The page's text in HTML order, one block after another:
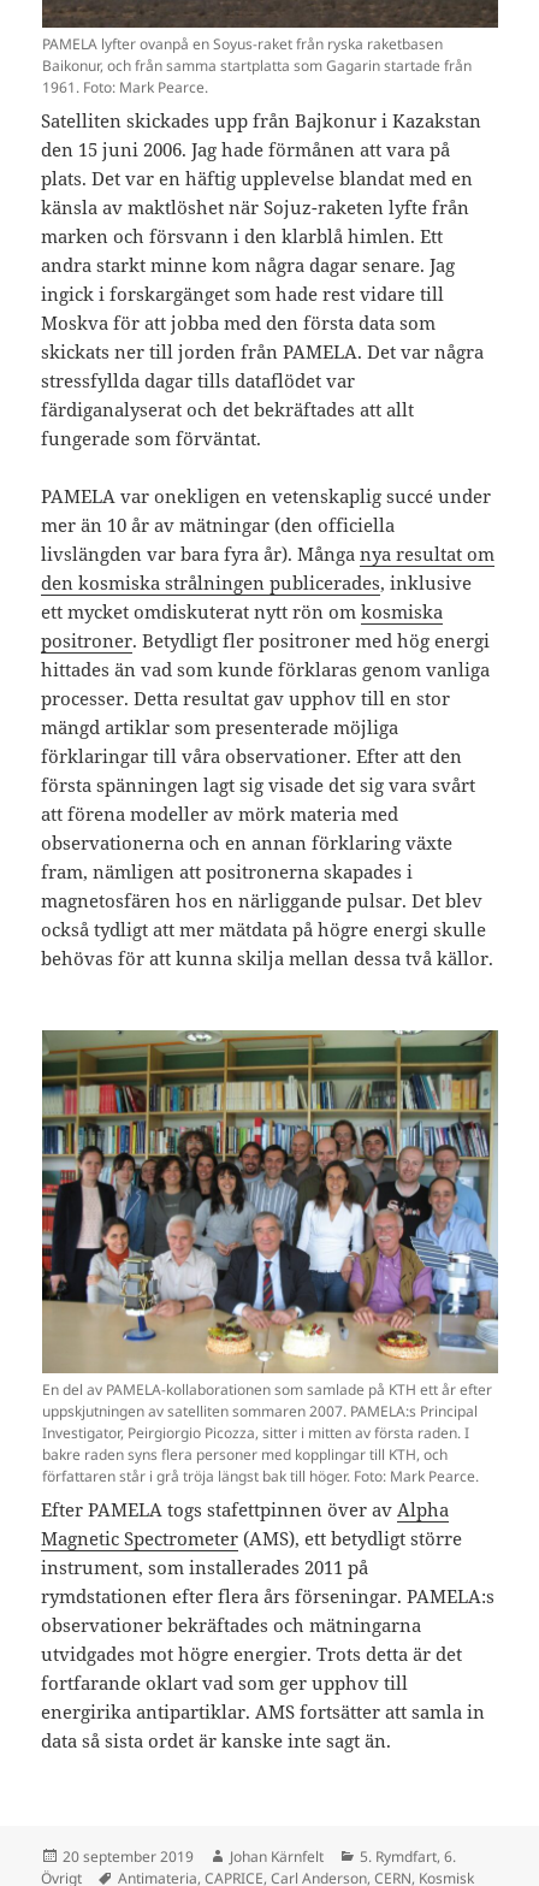
PAMELA lyfter ovanpå en Soyus-raket från ryska raketbasen
Baikonur, och från samma startplatta som Gagarin startade från
1961. Foto: Mark Pearce.
Satelliten skickades upp från Bajkonur i Kazakstan
den 15 juni 2006. Jag hade förmånen att vara på
plats. Det var en häftig upplevelse blandat med en
känsla av maktlöshet när Sojuz-raketen lyfte från
marken och försvann i den klarblå himlen. Ett
andra starkt minne kom några dagar senare. Jag
ingick i forskargänget som hade rest vidare till
Moskva för att jobba med den första data som
skickats ner till jorden från PAMELA. Det var några
stressfyllda dagar tills dataflödet var
färdiganalyserat och det bekräftades att allt
fungerade som förväntat.
PAMELA var onekligen en vetenskaplig succé under
mer än 10 år av mätningar (den officiella
livslängden var bara fyra år). Månganya resultat om
den kosmiska strålningen publicerades, inklusive
ett mycket omdiskuterat nytt rön omkosmiska
positroner. Betydligt fler positroner med hög energi
hittades än vad som kunde förklaras genom vanliga
processer. Detta resultat gav upphov till en stor
mängd artiklar som presenterade möjliga
förklaringar till våra observationer. Efter att den
första spänningen lagt sig visade det sig vara svårt
att förena modeller av mörk materia med
observationerna och en annan förklaring växte
fram, nämligen att positronerna skapades i
magnetosfären hos en närliggande pulsar. Det blev
också tydligt att mer mätdata på högre energi skulle
behövas för att kunna skilja mellan dessa två källor.
En del av PAMELA-kollaborationen som samlade på KTH ett år efter
uppskjutningen av satelliten sommaren 2007. PAMELA:s Principal
Investigator, Peirgiorgio Picozza, sitter i mitten av första raden. I
bakre raden syns flera personer med kopplingar till KTH, och
författaren står i grå tröja längst bak till höger. Foto: Mark Pearce.
Efter PAMELA togs stafettpinnen över avAlpha
Magnetic Spectrometer (AMS), ett betydligt större
instrument, som installerades 2011 på
rymdstationen efter flera års förseningar. PAMELA:s
observationer bekräftades och mätningarna
utvidgades mot högre energier. Trots detta är det
fortfarande oklart vad som ger upphov till
energirika antipartiklar. AMS fortsätter att samla in
data så sista ordet är kanske inte sagt än.
Postat
20 september 2019 Författare
Johan Kärnfelt Kategorier
5. Rymdfart,6.
Övrigt
Taggar
Antimateria,CAPRICE,Carl Anderson,CERN, Kosmisk